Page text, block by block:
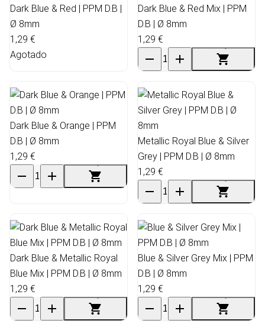
Dark Blue & Red | PPM D.B |
Ø 8mm
1,29 €
Agotado
Dark Blue & Red Mix | PPM
D.B | Ø 8mm
1,29 €
Dark Blue & Orange | PPM
D.B | Ø 8mm
1,29 €
Metallic Royal Blue & Silver
Grey | PPM D.B | Ø 8mm
1,29 €
Dark Blue & Metallic Royal
Blue Mix | PPM D.B | Ø 8mm
1,29 €
Blue & Silver Grey Mix | PPM
D.B | Ø 8mm
1,29 €